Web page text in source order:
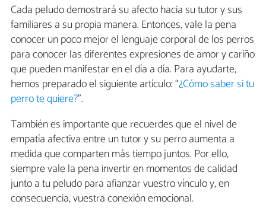
Cada peludo demostrará su afecto hacia su tutor y sus
familiares a su propia manera. Entonces, vale la pena
conocer un poco mejor el lenguaje corporal de los perros
para conocer las diferentes expresiones de amor y cariño
que pueden manifestar en el día a día. Para ayudarte,
hemos preparado el siguiente artículo: “¿Cómo saber si tu
perro te quiere?”.
También es importante que recuerdes que el nivel de
empatía afectiva entre un tutor y su perro aumenta a
medida que comparten más tiempo juntos. Por ello,
siempre vale la pena invertir en momentos de calidad
junto a tu peludo para afianzar vuestro vínculo y, en
consecuencia, vuestra conexión emocional.